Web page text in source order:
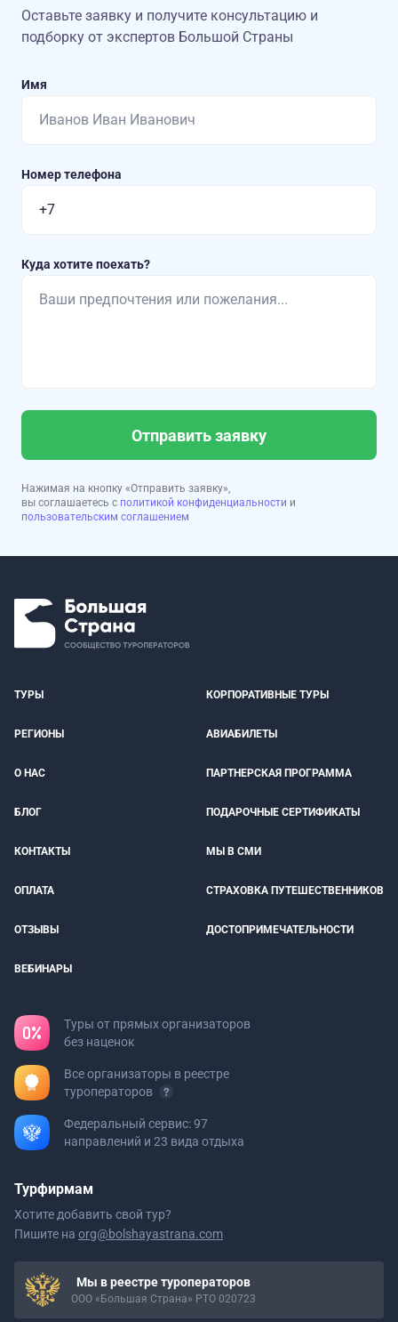
Оставьте заявку и получите консультацию и
подборку от экспертов Большой Страны
Имя
Номер телефона
Куда хотите поехать?
Отправить заявку
Нажимая на кнопку «Отправить заявку»,
вы соглашаетесь с политикой конфиденциальности и
пользовательским соглашением
ТУРЫ КОРПОРАТИВНЫЕ ТУРЫ
РЕГИОНЫ АВИАБИЛЕТЫ
О НАС ПАРТНЕРСКАЯ ПРОГРАММА
БЛОГ ПОДАРОЧНЫЕ СЕРТИФИКАТЫ
КОНТАКТЫ МЫ В СМИ
ОПЛАТА СТРАХОВКА ПУТЕШЕСТВЕННИКОВ
ОТЗЫВЫ ДОСТОПРИМЕЧАТЕЛЬНОСТИ
ВЕБИНАРЫ
Туры от прямых организаторов
без наценок
Все организаторы в реестре
туроператоров
Федеральный сервис: 97
направлений и 23 вида отдыха
Турфирмам
Хотите добавить свой тур?
Пишите на org@bolshayastrana.com
Мы в реестре туроператоров
ООО «Большая Страна» РТО 020723